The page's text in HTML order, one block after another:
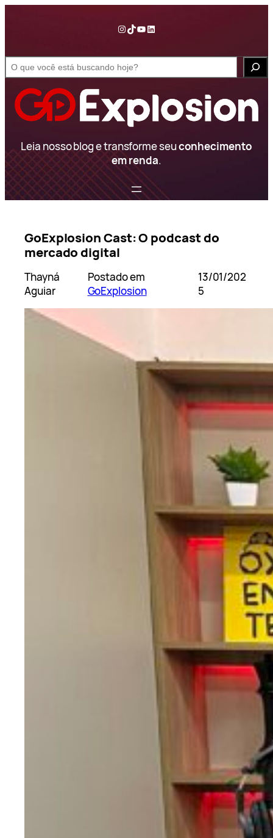
conteúdo
InstagramTikTok YouTube LinkedIn
e
Leia nosso blog e transforme seuconhecimento
em renda.
GoExplosion Cast: O podcast do
mercado digital
Thayná
Aguiar
Postado em
GoExplosion
13/01/202
5